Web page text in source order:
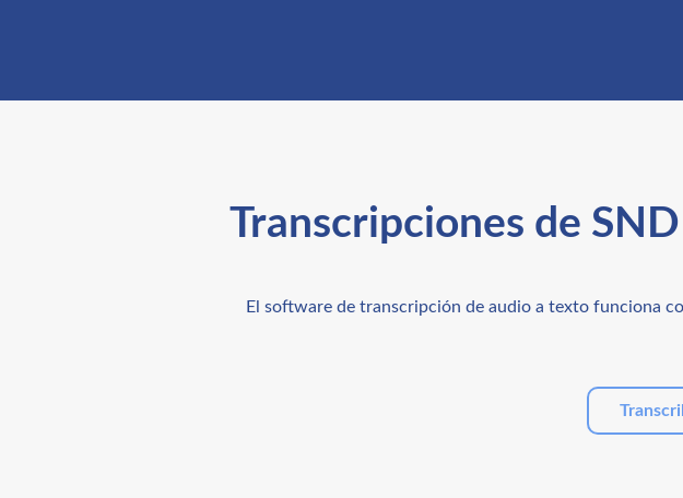
Transcripciones de
El software de transcripción de audio a texto funciona